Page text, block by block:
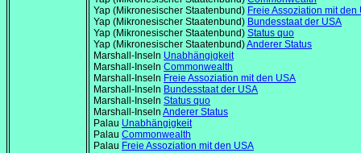
Yap (Mikronesischer Staatenbund) Freie Assoziation mit den
Yap (Mikronesischer Staatenbund) Bundesstaat der USA
Yap (Mikronesischer Staatenbund) Status quo
Yap (Mikronesischer Staatenbund)Anderer Status
Marshall-Inseln Unabhängigkeit
Marshall-Inseln Commonwealth
Marshall-Inseln Freie Assoziation mit den USA
Marshall-Inseln Bundesstaat der USA
Marshall-Inseln Status quo
Marshall-Inseln Anderer Status
Palau Unabhängigkeit
Palau Commonwealth
Palau Freie Assoziation mit den USA